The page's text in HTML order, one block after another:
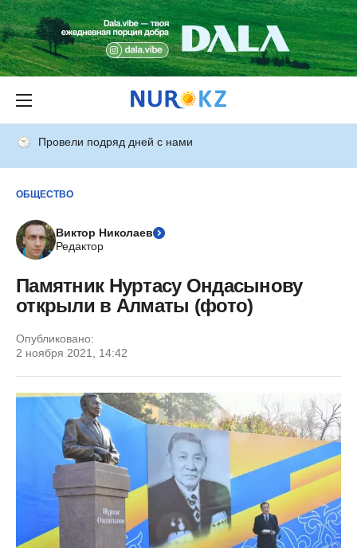
Провели подряд дней с нами
ОБЩЕСТВО
Виктор Николаев
Редактор
Памятник Нуртасу Ондасынову
открыли в Алматы (фото)
Опубликовано:
2 ноября 2021, 14:42